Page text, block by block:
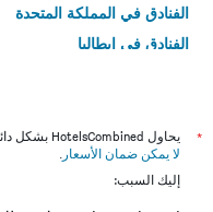
الفنادق في المملكة المتحدة
الفنادق في إيطاليا
*
يحاول HotelsCombined بشكل دائم الحصول على الأسعار الدقيقة، ولكن
لا يمكن ضمان الأسعار .
إليك السبب: